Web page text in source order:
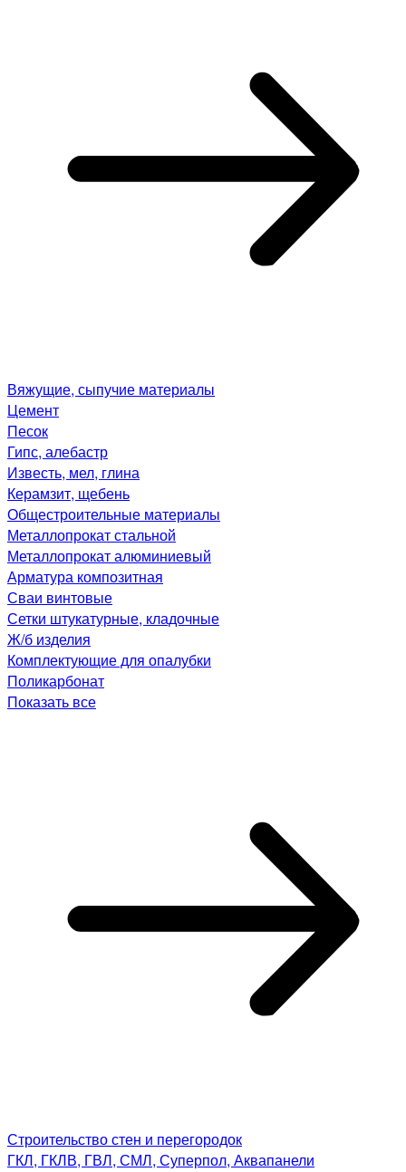
Вяжущие, сыпучие материалы
Цемент
Песок
Гипс, алебастр
Известь, мел, глина
Керамзит, щебень
Общестроительные материалы
Металлопрокат стальной
Металлопрокат алюминиевый
Арматура композитная
Сваи винтовые
Сетки штукатурные, кладочные
Ж/б изделия
Комплектующие для опалубки
Поликарбонат
Показать все
Строительство стен и перегородок
ГКЛ, ГКЛВ, ГВЛ, СМЛ, Суперпол, Аквапанели